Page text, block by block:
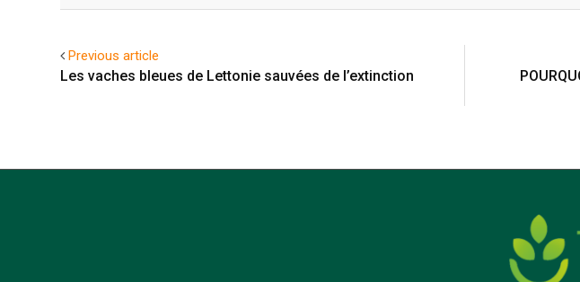
Previous article
Les vaches bleues de Lettonie sauvées de l’extinction